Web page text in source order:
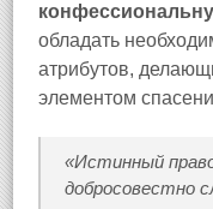
обладать
атрибутов,
элементом
«Истинный
добросовестно